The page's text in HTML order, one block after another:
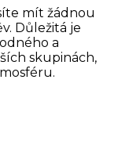
mít žádnou
Důležitá je
a
skupinách,